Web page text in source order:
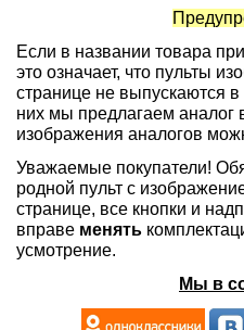
Если в названии товара
это означает, что пульты
странице не выпускаются
них мы предлагаем аналог
изображения аналогов
Уважаемые покупатели!
родной пульт с
странице, все кнопки и
вправе менять
усмотрение.
Мы в